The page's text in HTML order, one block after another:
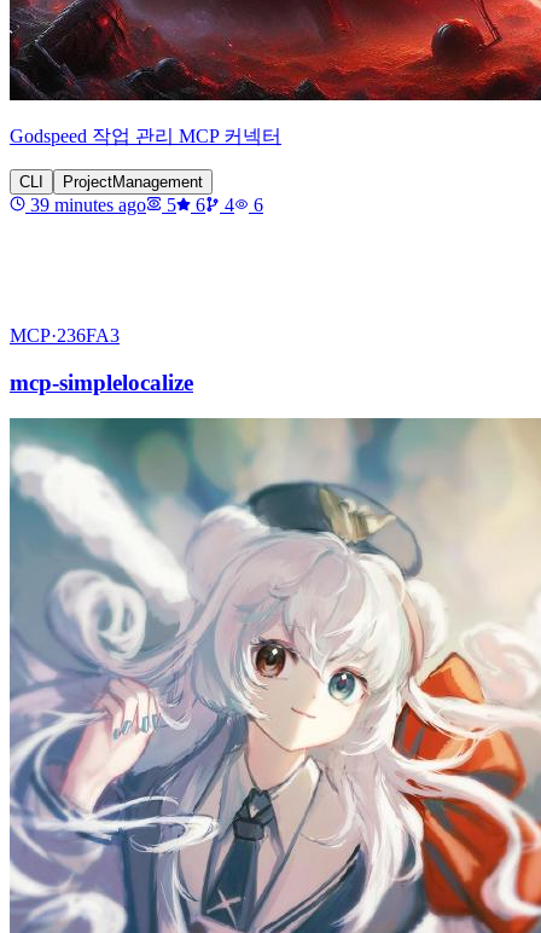
Godspeed 작업 관리 MCP 커넥터
CLI ProjectManagement
39 minutes ago 5 6 4 6
MCP·236FA3
mcp-simplelocalize